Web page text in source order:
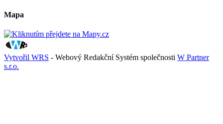
Mapa
Vytvořil WRS - Webový Redakční Systém společnosti W Partner
s.r.o.